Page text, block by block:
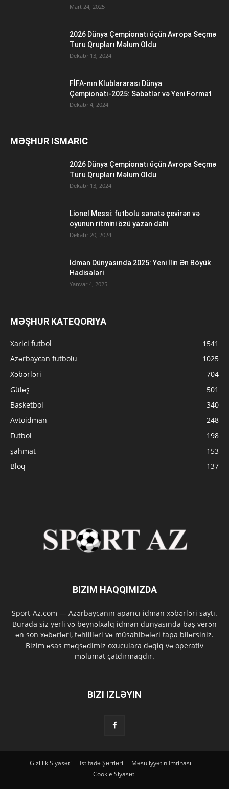
Mart 24, 2025
2026 Dünya Çempionatı üçün Avropa Seçmə
Turu Qrupları Məlum Oldu
Dekabr 13, 2024
FİFA-nın Klublararası Dünya
Çempionatı-2025: Səbətlər və Yeni Format
Dekabr 4, 2024
MƏŞHUR ISMARIC
2026 Dünya Çempionatı üçün Avropa Seçmə
Turu Qrupları Məlum Oldu
Dekabr 13, 2024
Lionel Messi: futbolu sənətə çevirən və
oyunun ritmini özü yazan dahi
Dekabr 20, 2024
İdman Dünyasında 2025: Yeni İlin Ən Böyük
Hadisələri
Yanvar 4, 2025
MƏŞHUR KATEQORIYA
Xarici futbol
1541
Azərbaycan futbolu
1025
Xəbərləri
704
Güləş
501
Basketbol
340
Avtoidman
248
Futbol
198
şahmat
153
Bloq
137
BIZIM HAQQIMIZDA
Sport-Az.com — Azərbaycanın aparıcı idman xəbərləri saytı.
Burada siz yerli və beynəlxalq idman dünyasında baş verən
ən son xəbərləri, təhlilləri və müsahibələri tapa bilərsiniz.
Bizim əsas məqsədimiz oxuculara dəqiq və operativ
məlumat çatdırmaqdır.
BIZI IZLƏYIN
Gizlilik Siyasəti İstifadə Şərtləri
Məsuliyyətin İmtinası
Cookie Siyasəti